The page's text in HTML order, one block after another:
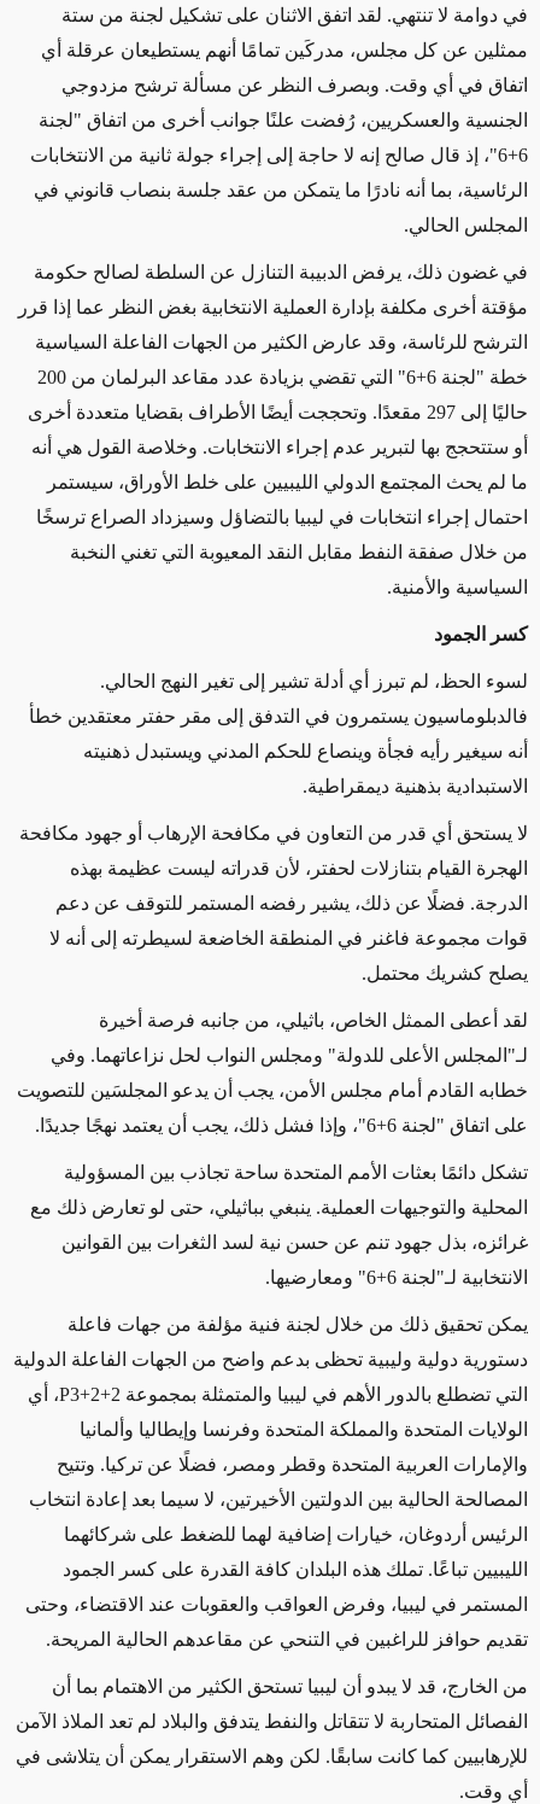
في دوامة لا تنتهي. لقد اتفق الاثنان على تشكيل لجنة من ستة
ممثلين عن كل مجلس، مدركَين تمامًا أنهم يستطيعان عرقلة أي
اتفاق في أي وقت. وبصرف النظر عن مسألة ترشح مزدوجي
الجنسية والعسكريين، رُفضت علنًا جوانب أخرى من اتفاق "لجنة
6+6"، إذ قال صالح إنه لا حاجة إلى إجراء جولة ثانية من الانتخابات
الرئاسية، بما أنه نادرًا ما يتمكن من عقد جلسة بنصاب قانوني في
المجلس الحالي.
في غضون ذلك، يرفض الدبيبة التنازل عن السلطة لصالح حكومة
مؤقتة أخرى مكلفة بإدارة العملية الانتخابية بغض النظر عما إذا قرر
الترشح للرئاسة، وقد عارض الكثير من الجهات الفاعلة السياسية
خطة "لجنة 6+6" التي تقضي بزيادة عدد مقاعد البرلمان من 200
حاليًا إلى 297 مقعدًا. وتحججت أيضًا الأطراف بقضايا متعددة أخرى
أو ستتحجج بها لتبرير عدم إجراء الانتخابات. وخلاصة القول هي أنه
ما لم يحث المجتمع الدولي الليبيين على خلط الأوراق، سيستمر
احتمال إجراء انتخابات في ليبيا بالتضاؤل وسيزداد الصراع ترسخًا
من خلال صفقة النفط مقابل النقد المعيوبة التي تغني النخبة
السياسية والأمنية.
كسر الجمود
لسوء الحظ، لم تبرز أي أدلة تشير إلى تغير النهج الحالي.
فالدبلوماسيون يستمرون في التدفق إلى مقر حفتر معتقدين خطأ
أنه سيغير رأيه فجأة وينصاع للحكم المدني ويستبدل ذهنيته
الاستبدادية بذهنية ديمقراطية.
لا يستحق أي قدر من التعاون في مكافحة الإرهاب أو جهود مكافحة
الهجرة القيام بتنازلات لحفتر، لأن قدراته ليست عظيمة بهذه
الدرجة. فضلًا عن ذلك، يشير رفضه المستمر للتوقف عن دعم
قوات مجموعة فاغنر في المنطقة الخاضعة لسيطرته إلى أنه لا
يصلح كشريك محتمل.
لقد أعطى الممثل الخاص، باثيلي، من جانبه فرصة أخيرة
لـ"المجلس الأعلى للدولة" ومجلس النواب لحل نزاعاتهما. وفي
خطابه القادم أمام مجلس الأمن، يجب أن يدعو المجلسَين للتصويت
على اتفاق "لجنة 6+6"، وإذا فشل ذلك، يجب أن يعتمد نهجًا جديدًا.
تشكل دائمًا بعثات الأمم المتحدة ساحة تجاذب بين المسؤولية
المحلية والتوجيهات العملية. ينبغي بباثيلي، حتى لو تعارض ذلك مع
غرائزه، بذل جهود تنم عن حسن نية لسد الثغرات بين القوانين
الانتخابية لـ"لجنة 6+6" ومعارضيها.
يمكن تحقيق ذلك من خلال لجنة فنية مؤلفة من جهات فاعلة
دستورية دولية وليبية تحظى بدعم واضح من الجهات الفاعلة الدولية
التي تضطلع بالدور الأهم في ليبيا والمتمثلة بمجموعة P3+2+2، أي
الولايات المتحدة والمملكة المتحدة وفرنسا وإيطاليا وألمانيا
والإمارات العربية المتحدة وقطر ومصر، فضلًا عن تركيا. وتتيح
المصالحة الحالية بين الدولتين الأخيرتين، لا سيما بعد إعادة انتخاب
الرئيس أردوغان، خيارات إضافية لهما للضغط على شركائهما
الليبيين تباعًا. تملك هذه البلدان كافة القدرة على كسر الجمود
المستمر في ليبيا، وفرض العواقب والعقوبات عند الاقتضاء، وحتى
تقديم حوافز للراغبين في التنحي عن مقاعدهم الحالية المريحة.
من الخارج، قد لا يبدو أن ليبيا تستحق الكثير من الاهتمام بما أن
الفصائل المتحاربة لا تتقاتل والنفط يتدفق والبلاد لم تعد الملاذ الآمن
للإرهابيين كما كانت سابقًا. لكن وهم الاستقرار يمكن أن يتلاشى في
أي وقت.